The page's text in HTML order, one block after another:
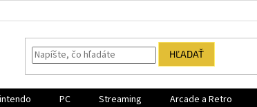
HĽADAŤ
PC Streaming Arcade a Retro